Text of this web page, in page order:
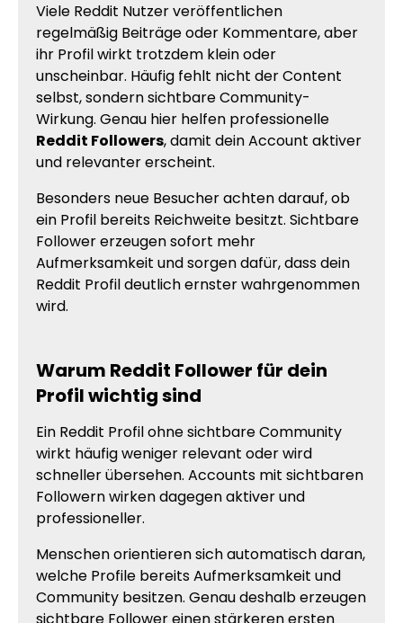
Viele Reddit Nutzer veröffentlichen
regelmäßig Beiträge oder Kommentare, aber
ihr Profil wirkt trotzdem klein oder
unscheinbar. Häufig fehlt nicht der Content
selbst, sondern sichtbare Community-
Wirkung. Genau hier helfen professionelle
Reddit Followers, damit dein Account aktiver
und relevanter erscheint.
Besonders neue Besucher achten darauf, ob
ein Profil bereits Reichweite besitzt. Sichtbare
Follower erzeugen sofort mehr
Aufmerksamkeit und sorgen dafür, dass dein
Reddit Profil deutlich ernster wahrgenommen
wird.
Warum Reddit Follower für dein
Profil wichtig sind
Ein Reddit Profil ohne sichtbare Community
wirkt häufig weniger relevant oder wird
schneller übersehen. Accounts mit sichtbaren
Followern wirken dagegen aktiver und
professioneller.
Menschen orientieren sich automatisch daran,
welche Profile bereits Aufmerksamkeit und
Community besitzen. Genau deshalb erzeugen